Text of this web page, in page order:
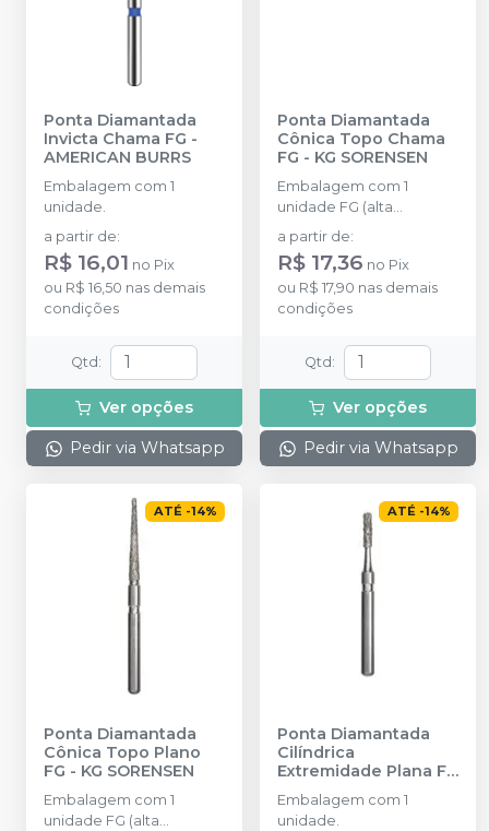
Ponta Diamantada
Invicta Chama FG -
AMERICAN BURRS
Embalagem com 1
unidade.
a partir de:
R$ 16,01 no Pix
ou R$ 16,50 nas demais
condições
Qtd :
Ver opções
Pedir via Whatsapp
Ponta Diamantada
Cônica Topo Chama
FG - KG SORENSEN
Embalagem com 1
unidade FG (alta
rotação).
a partir de:
R$ 17,36 no Pix
ou R$ 17,90 nas demais
condições
Qtd :
Ver opções
Pedir via Whatsapp
ATÉ -14%
Ponta Diamantada
Cônica Topo Plano
FG - KG SORENSEN
Embalagem com 1
unidade FG (alta
ATÉ -14%
Ponta Diamantada
Cilíndrica
Extremidade Plana FG
KG SORENSEN
Embalagem com 1
unidade.